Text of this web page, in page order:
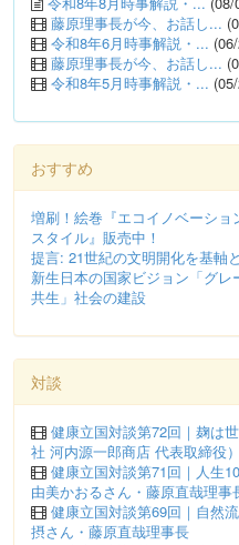
藤原理事長が今、お話し...
令和8年6月時事解説・...
藤原理事長が今、お話し...
令和8年5月時事解説・...
おすすめ
増刷！絵巻『エコイノベーシ
スタイル』販売中！
提言: 21世紀の文明開化を基軸
新生日本の国家ビジョン「グ
共生」社会の建設
対談
健康立国対談第72回｜麹は
社 河内源一郎商店 代表取締役
健康立国対談第71回｜人生
由美かおるさん・藤原直哉理事
健康立国対談第69回｜自然
摂さん・藤原直哉理事長